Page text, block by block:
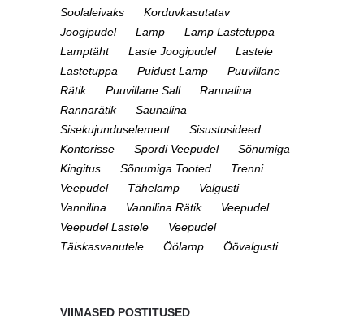
Soolaleivaks
Korduvkasutatav
Joogipudel
Lamp
Lamp Lastetuppa
Lamptäht
Laste Joogipudel
Lastele
Lastetuppa
Puidust Lamp
Puuvillane
Rätik
Puuvillane Sall
Rannalina
Rannarätik
Saunalina
Sisekujunduselement
Sisustusideed
Kontorisse
Spordi Veepudel
Sõnumiga
Kingitus
Sõnumiga Tooted
Trenni
Veepudel
Tähelamp
Valgusti
Vannilina
Vannilina Rätik
Veepudel
Veepudel Lastele
Veepudel
Täiskasvanutele
Öölamp Öövalgusti
VIIMASED POSTITUSED